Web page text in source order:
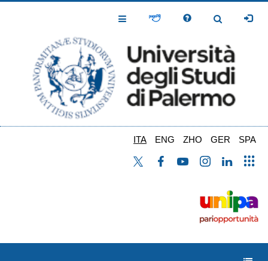
Toggle
Toggle
ITA ENG ZHO GER SPA